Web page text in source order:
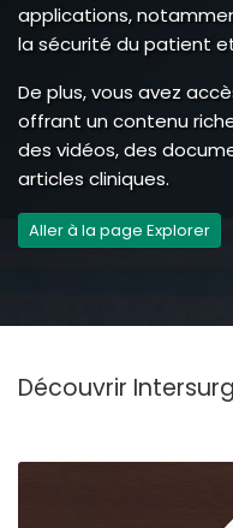
applications,
la sécurité du patient
De plus, vous avez
offrant un contenu
des vidéos, des
articles cliniques.
Aller à la page Explorer
Découvrir